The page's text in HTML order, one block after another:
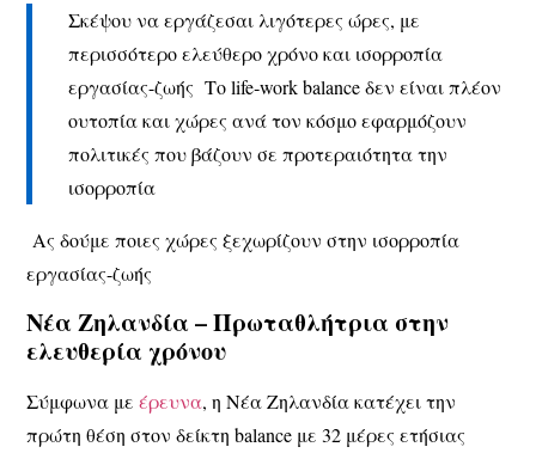
Σκέψου να εργάζεσαι λιγότερες ώρες, με
περισσότερο ελεύθερο χρόνο και ισορροπία
εργασίας-ζωής Το life‑work balance δεν είναι πλέον
ουτοπία και χώρες ανά τον κόσμο εφαρμόζουν
πολιτικές που βάζουν σε προτεραιότητα την
ισορροπία
Ας δούμε ποιες χώρες ξεχωρίζουν στην ισορροπία
εργασίας-ζωής
Νέα Ζηλανδία – Πρωταθλήτρια στην
ελευθερία χρόνου
Σύμφωνα με έρευνα, η Νέα Ζηλανδία κατέχει την
πρώτη θέση στον δείκτη balance με 32 μέρες ετήσιας